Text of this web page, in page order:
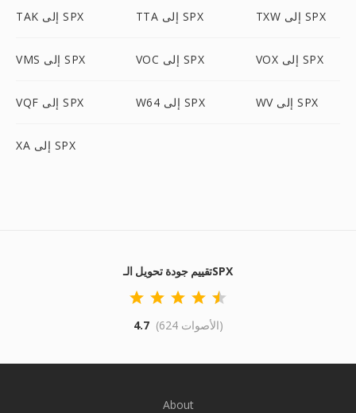
TAK إلى SPX TTA إلى SPX TXW إلى SPX
VMS إلى SPX VOC إلى SPX VOX إلى SPX
VQF إلى SPX W64 إلى SPX WV إلى SPX
XA إلى SPX
تقييم جودة تحويل الـSPX
4.7 (624 الأصوات)
About